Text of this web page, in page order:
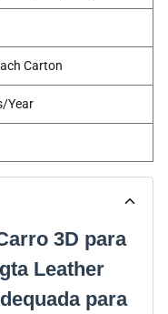
Carton
Year
3D para
Leather
para